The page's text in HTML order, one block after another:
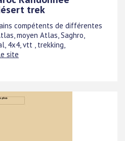
trek
compétents de différentes
moyen Atlas, Saghro,
4x4, vtt , trekking,
site